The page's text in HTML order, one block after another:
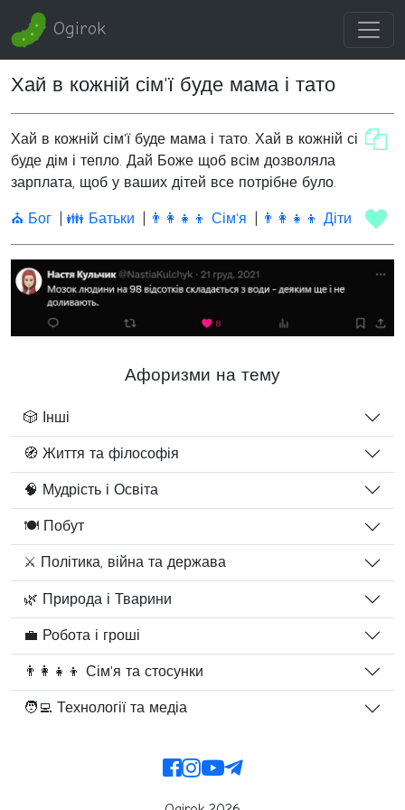
Ogirok
Хай в кожній сім'ї буде мама і тато
Хай в кожній сім'ї буде мама і тато. Хай в кожній сім'ї
буде дім і тепло. Дай Боже щоб всім дозволяла
зарплата, щоб у ваших дітей все потрібне було.
⛪ Бог 👪 Батьки 👨‍👩‍👧‍👦 Сім'я 👨‍👩‍👧‍👦 Діти
Афоризми на тему
🎲 Інші
🧭 Життя та філософія
🧠 Мудрість і Освіта
🍽️ Побут
⚔️ Політика, війна та держава
🌿 Природа і Тварини
💼 Робота і гроші
👨‍👩‍👧‍👦 Сім'я та стосунки
🧑‍💻 Технології та медіа